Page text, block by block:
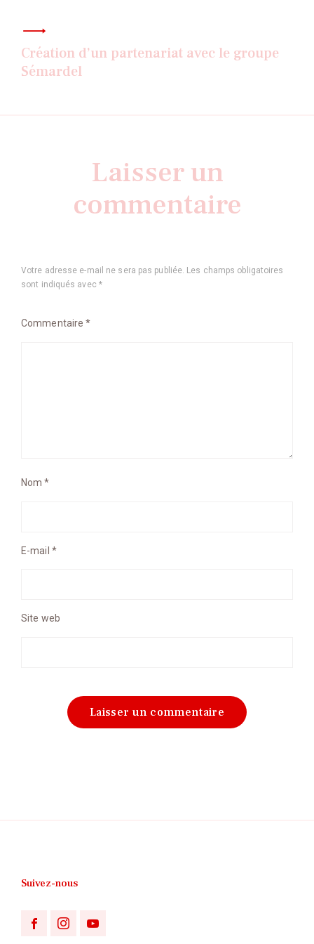
Création d’un partenariat avec le groupe
Sémardel
Laisser un
commentaire
Votre adresse e-mail ne sera pas publiée. Les champs obligatoires
sont indiqués avec *
Commentaire*
Nom*
E-mail *
Site web
Suivez-nous